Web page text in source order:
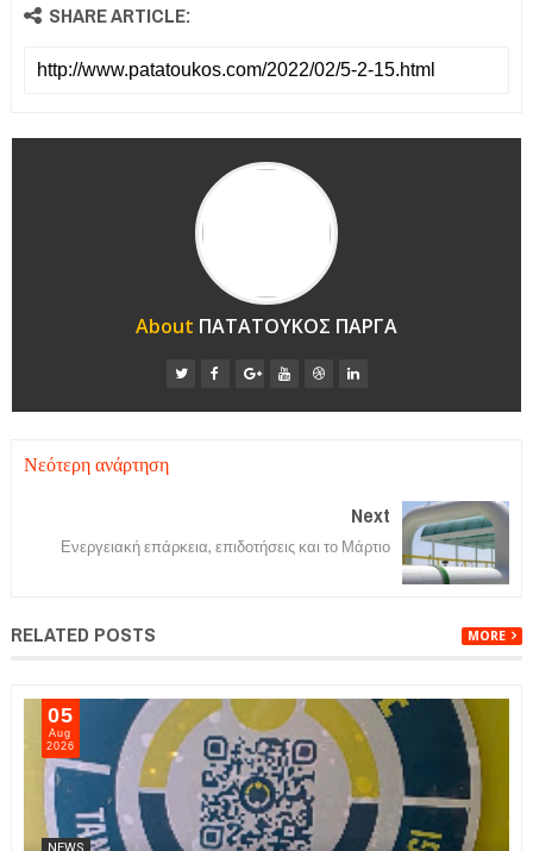
ΠΛΗΡΟΦΟΡΙΕΣ
SHARE ARTICLE:
About ΠΑΤΑΤΟΥΚΟΣ ΠΑΡΓΑ
Νεότερη ανάρτηση
Next
Ενεργειακή επάρκεια, επιδοτήσεις και το Μάρτιο
RELATED POSTS MORE
05
Aug
2026